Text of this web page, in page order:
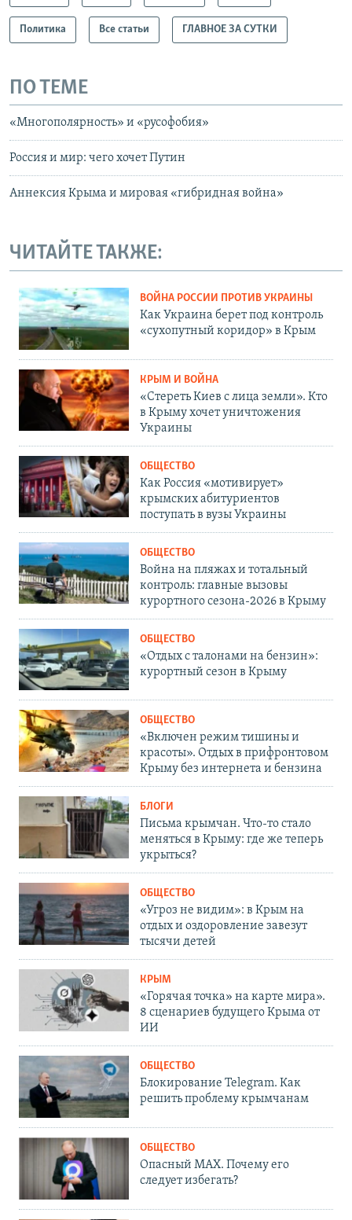
Политика Все статьи ГЛАВНОЕ ЗА СУТКИ
ПО ТЕМЕ
«Многополярность» и «русофобия»
Россия и мир: чего хочет Путин
Аннексия Крыма и мировая «гибридная война»
ЧИТАЙТЕ ТАКЖЕ:
ВОЙНА РОССИИ ПРОТИВ УКРАИНЫ
Как Украина берет под контроль
«сухопутный коридор» в Крым
КРЫМ И ВОЙНА
«Стереть Киев с лица земли». Кто
в Крыму хочет уничтожения
Украины
ОБЩЕСТВО
Как Россия «мотивирует»
крымских абитуриентов
поступать в вузы Украины
ОБЩЕСТВО
Война на пляжах и тотальный
контроль: главные вызовы
курортного сезона-2026 в Крыму
ОБЩЕСТВО
«Отдых с талонами на бензин»:
курортный сезон в Крыму
ОБЩЕСТВО
«Включен режим тишины и
красоты». Отдых в прифронтовом
Крыму без интернета и бензина
БЛОГИ
Письма крымчан. Что-то стало
меняться в Крыму: где же теперь
укрыться?
ОБЩЕСТВО
«Угроз не видим»: в Крым на
отдых и оздоровление завезут
тысячи детей
КРЫМ
«Горячая точка» на карте мира».
8 сценариев будущего Крыма от
ИИ
ОБЩЕСТВО
Блокирование Telegram. Как
решить проблему крымчанам
ОБЩЕСТВО
Опасный MAX. Почему его
следует избегать?